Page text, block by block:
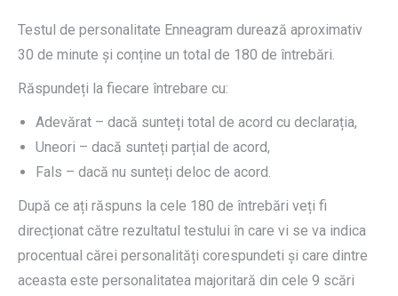
Testul de personalitate Enneagram durează aproximativ
30 de minute și conține un total de 180 de întrebări.
Răspundeți la fiecare întrebare cu:
Adevărat – dacă sunteți total de acord cu declarația,
Uneori – dacă sunteți parțial de acord,
Fals – dacă nu sunteți deloc de acord.
După ce ați răspuns la cele 180 de întrebări veți fi
direcționat către rezultatul testului în care vi se va indica
procentual cărei personalități corespundeti și care dintre
aceasta este personalitatea majoritară din cele 9 scări